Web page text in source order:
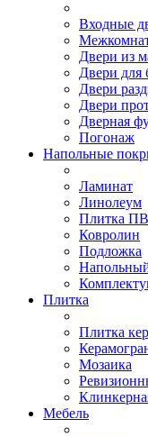
Входные
Двери из
Двери для
Двери
Двери
Дверная
Погонаж
Напольные
Ламинат
Линолеум
Плитка
Ковролин
Подложка
Плитка
Плитка
Мозаика
Мебель